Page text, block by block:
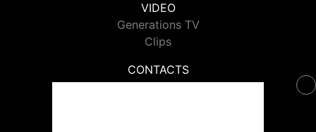
VIDEO
Generations TV
Clips
CONTACTS
Contacter Generations